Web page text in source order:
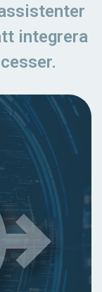
integrera